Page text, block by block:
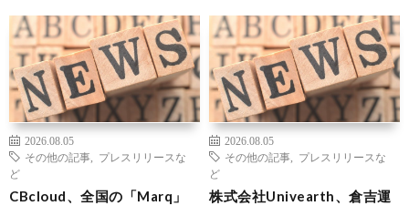
2026.08.05
その他の記事
プレスリリースな
ど
CBcloud、全国の「Marq」
2026.08.05
その他の記事
プレスリリースな
ど
株式会社Univearth、倉吉運